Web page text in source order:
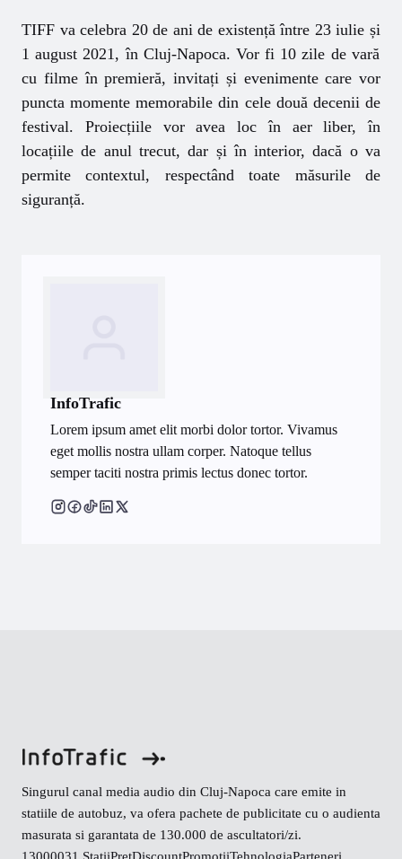
TIFF va celebra 20 de ani de existență între 23 iulieși
1 august 2021, în Cluj-Napoca. Vor fi 10 zile de vară
cu filme în premieră, invitați și evenimente care vor
puncta momente memorabile din cele două decenii de
festival. Proiecțiile vor avea loc în aer liber, în
locațiile de anul trecut, dar și în interior, dacă o va
permite contextul, respectând toate măsurile de
siguranță.
InfoTrafic
Lorem ipsum amet elit morbi dolor tortor. Vivamus
eget mollis nostra ullam corper. Natoque tellus
semper taciti nostra primis lectus donec tortor.
Singurul canal media audio din Cluj-Napoca care emite in
statiile de autobuz, va ofera pachete de publicitate cu o audienta
masurata si garantata de 130.000 de ascultatori/zi.